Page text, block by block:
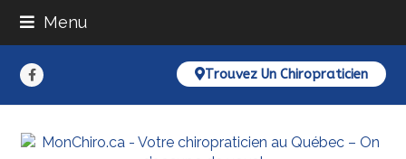
Menu
Trouvez Un Chiropraticien
Facebook